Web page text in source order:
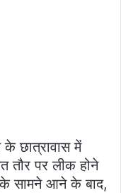
के छात्रावास में
तौर पर लीक होने
सामने आने के बाद,